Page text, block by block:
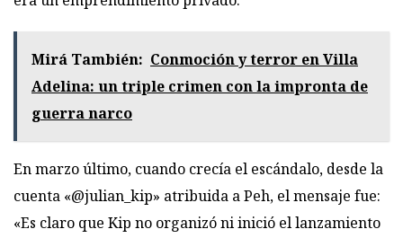
Mirá También: Conmoción y terror en Villa
Adelina: un triple crimen con la impronta de
guerra narco
En marzo último, cuando crecía el escándalo, desde la
cuenta «@julian_kip» atribuida a Peh, el mensaje fue:
«Es claro que Kip no organizó ni inició el lanzamiento